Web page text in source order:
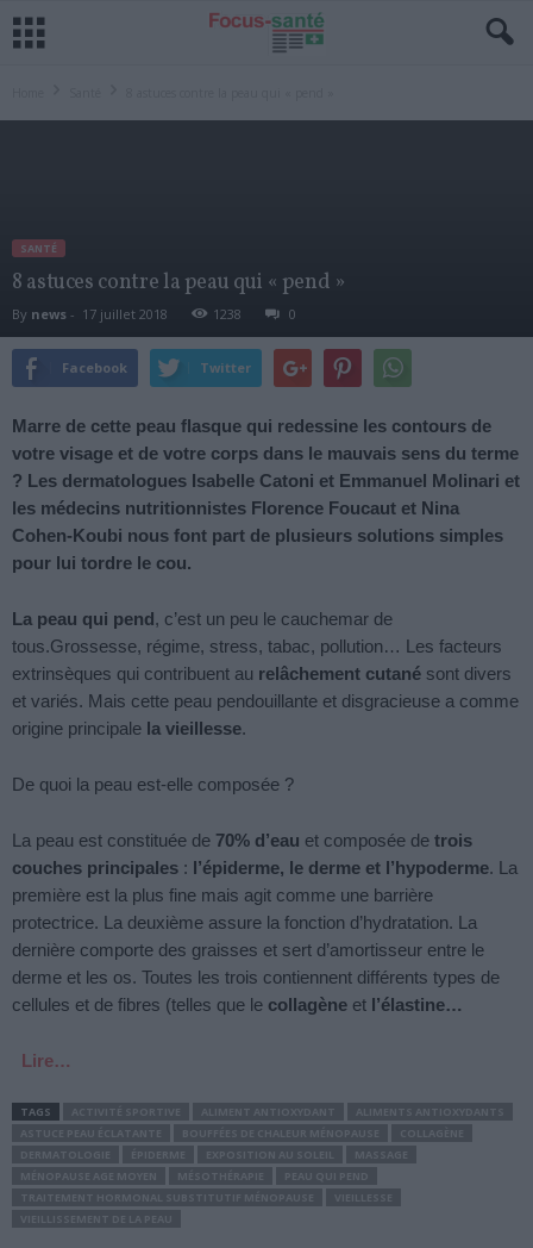
SANTÉ
8 astuces contre la peau qui « pend »
By news - 17 juillet 2018 1238 0
Facebook Twitter
Marre de cette peau flasque qui redessine les contours de
votre visage et de votre corps dans le mauvais sens du terme
? Les dermatologues Isabelle Catoni et Emmanuel Molinari et
les médecins nutritionnistes Florence Foucaut et Nina
Cohen-Koubi nous font part de plusieurs solutions simples
pour lui tordre le cou.
La peau qui pend, c’est un peu le cauchemar de
tous.Grossesse, régime, stress, tabac, pollution… Les facteurs
extrinsèques qui contribuent au relâchement cutané sont divers
et variés. Mais cette peau pendouillante et disgracieuse a comme
origine principale la vieillesse.
De quoi la peau est-elle composée ?
La peau est constituée de 70% d’eau et composée de trois
couches principales : l’épiderme, le derme et l’hypoderme. La
première est la plus fine mais agit comme une barrière
protectrice. La deuxième assure la fonction d’hydratation. La
dernière comporte des graisses et sert d’amortisseur entre le
derme et les os. Toutes les trois contiennent différents types de
cellules et de fibres (telles que le collagène et l’élastine…
Lire…
TAGS